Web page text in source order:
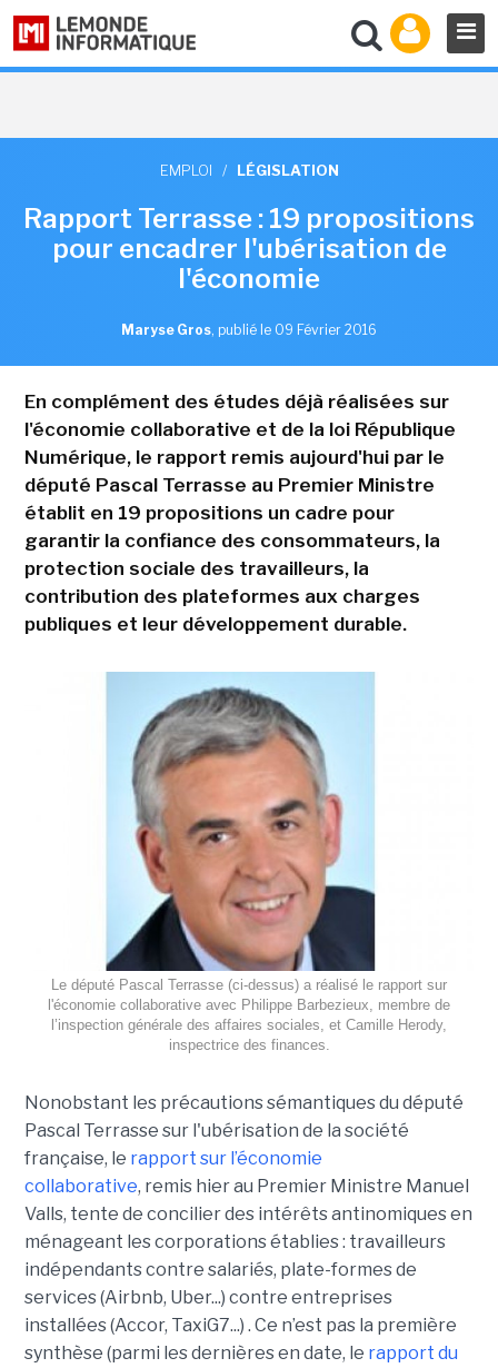
EMPLOI / LÉGISLATION
Rapport Terrasse : 19 propositions
pour encadrer l'ubérisation de
l'économie
Maryse Gros, publié le 09 Février 2016
En complément des études déjà réalisées sur
l'économie collaborative et de la loi République
Numérique, le rapport remis aujourd'hui par le
député Pascal Terrasse au Premier Ministre
établit en 19 propositions un cadre pour
garantir la confiance des consommateurs, la
protection sociale des travailleurs, la
contribution des plateformes aux charges
publiques et leur développement durable.
Le député Pascal Terrasse (ci-dessus) a réalisé le rapport sur
l'économie collaborative avec Philippe Barbezieux, membre de
l’inspection générale des affaires sociales, et Camille Herody,
inspectrice des finances.
Nonobstant les précautions sémantiques du député
Pascal Terrasse sur l'ubérisation de la société
française, le rapport sur l’économie
collaborative, remis hier au Premier Ministre Manuel
Valls, tente de concilier des intérêts antinomiques en
ménageant les corporations établies : travailleurs
indépendants contre salariés, plate-formes de
services (Airbnb, Uber...) contre entreprises
installées (Accor, TaxiG7...) . Ce n’est pas la première
synthèse (parmi les dernières en date, le rapport du